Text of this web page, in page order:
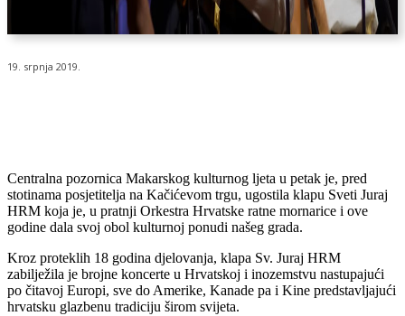
19. srpnja 2019.
Centralna pozornica Makarskog kulturnog ljeta u petak je, pred
stotinama posjetitelja na Kačićevom trgu, ugostila klapu Sveti Juraj
HRM koja je, u pratnji Orkestra Hrvatske ratne mornarice i ove
godine dala svoj obol kulturnoj ponudi našeg grada.
Kroz proteklih 18 godina djelovanja, klapa Sv. Juraj HRM
zabilježila je brojne koncerte u Hrvatskoj i inozemstvu nastupajući
po čitavoj Europi, sve do Amerike, Kanade pa i Kine predstavljajući
hrvatsku glazbenu tradiciju širom svijeta.